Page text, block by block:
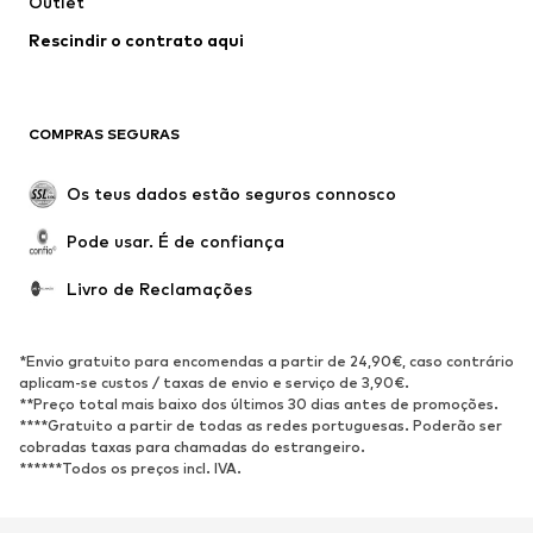
Ocasiões
Upcycling
Novidades
Sapatos
Sapatos abertos
Exclusivo
DESPORTO
Sapatilhas de desporto
Mochilas e Sacos de desporto
Acessórios de desporto
ACESSÓRIOS
Rescindir o contrato aqui
COMPRAS SEGURAS
Os teus dados estão seguros connosco
Pode usar. É de confiança
Livro de Reclamações
*Envio gratuito para encomendas a partir de 24,90€, caso contrário
aplicam-se custos / taxas de envio e serviço de 3,90€.
**Preço total mais baixo dos últimos 30 dias antes de promoções.
****Gratuito a partir de todas as redes portuguesas. Poderão ser
cobradas taxas para chamadas do estrangeiro.
******Todos os preços incl. IVA.